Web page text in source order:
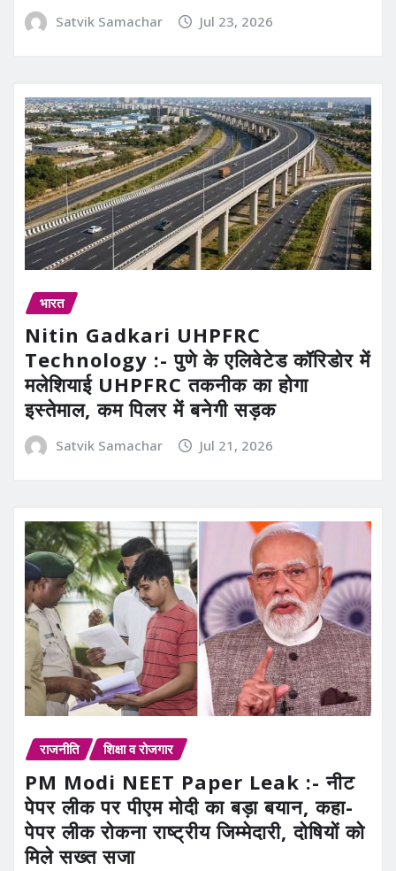
Satvik Samachar Jul 23, 2026
भारत
Nitin Gadkari UHPFRC
Technology :- पुणे के एलिवेटेड कॉरिडोर में
मलेशियाई UHPFRC तकनीक का होगा
इस्तेमाल, कम पिलर में बनेगी सड़क
Satvik Samachar Jul 21, 2026
राजनीति शिक्षा व रोजगार
PM Modi NEET Paper Leak :- नीट
पेपर लीक पर पीएम मोदी का बड़ा बयान, कहा-
पेपर लीक रोकना राष्ट्रीय जिम्मेदारी, दोषियों को
मिले सख्त सजा